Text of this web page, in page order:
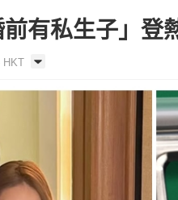
有私生子」登
HKT